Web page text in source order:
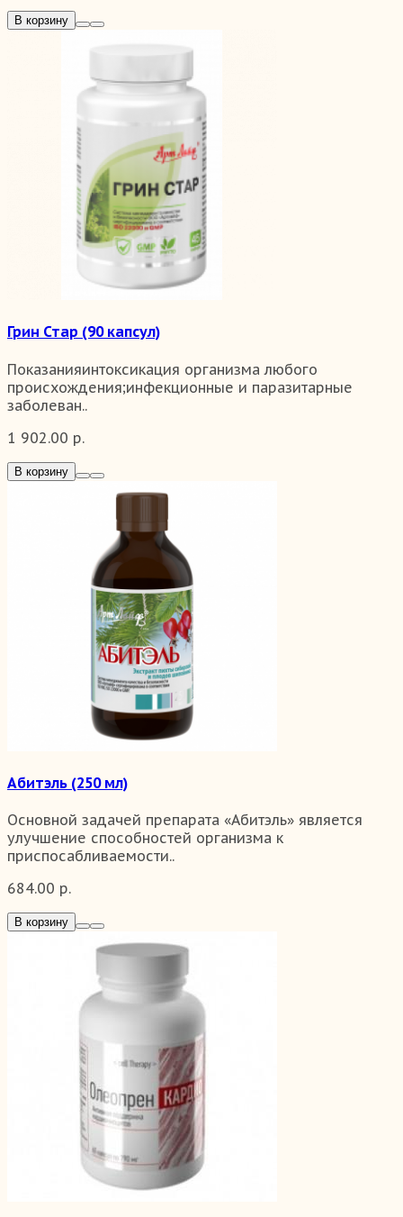
В корзину
Грин Стар (90 капсул)
Показанияинтоксикация организма любого
происхождения;инфекционные и паразитарные
заболеван..
1 902.00 р.
В корзину
Абитэль (250 мл)
Основной задачей препарата «Абитэль» является
улучшение способностей организма к
приспосабливаемости..
684.00 р.
В корзину